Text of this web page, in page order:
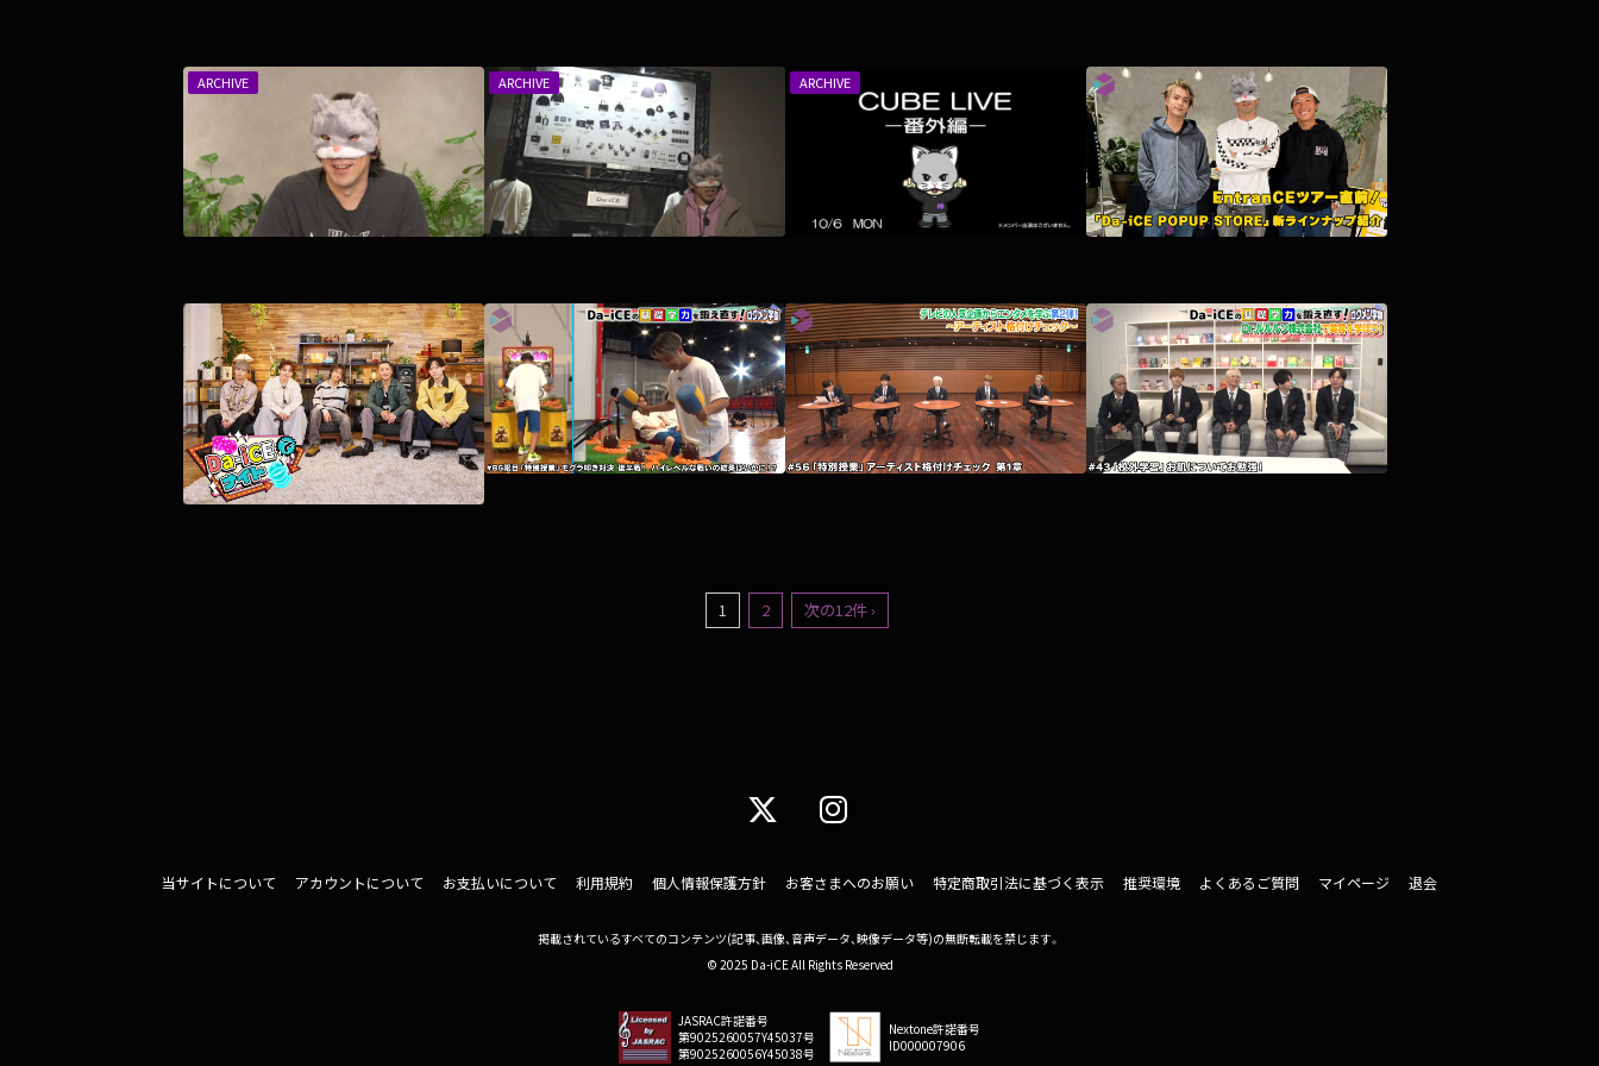
ARCHIVE ARCHIVE ARCHIVE
1 2 次の12件 ›
当サイトについて アカウントについて お支払いについて 利用規約 個人情報保護方針 お客さまへのお願い 特定商取引法に基づく表示 推奨環境 よくあるご質問 マイページ 退会
掲載されているすべてのコンテンツ(記事、画像、音声データ、映像データ等)の無断転載を禁じます。
© 2025 Da-iCE All Rights Reserved
JASRAC許諾番号
第9025260057Y45037号
第9025260056Y45038号
Nextone許諾番号
ID000007906